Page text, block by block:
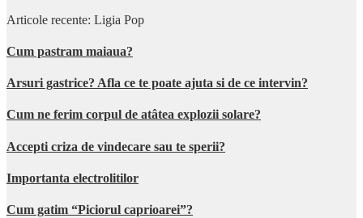
Articole recente: Ligia Pop
Cum pastram maiaua?
Arsuri gastrice? Afla ce te poate ajuta si de ce intervin?
Cum ne ferim corpul de atâtea explozii solare?
Accepti criza de vindecare sau te sperii?
Importanta electrolitilor
Cum gatim “Piciorul caprioarei”?